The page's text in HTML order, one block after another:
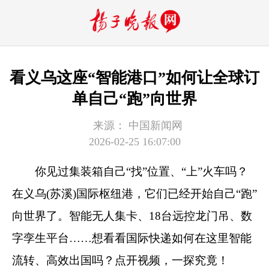
看义乌这座“智能港口”如何让全球订
单自己“跑”向世界
来源：
中国新闻网
2026-02-25 16:07:00
你见过集装箱自己“找”位置、“上”火车吗？
在义乌(苏溪)国际枢纽港，它们已经开始自己“跑”
向世界了。智能无人集卡、18台远控龙门吊、数
字孪生平台……想看看国际快递如何在这里智能
流转、高效出国吗？点开视频，一探究竟！